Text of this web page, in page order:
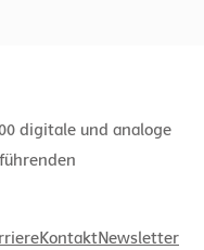
digitale und analoge
KontaktNewsletter